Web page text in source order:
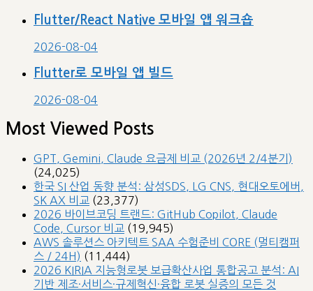
Flutter/React Native 모바일 앱 워크숍
2026-08-04
Flutter로 모바일 앱 빌드
2026-08-04
Most Viewed Posts
GPT, Gemini, Claude 요금제 비교 (2026년 2/4분기)
(24,025)
한국 SI 산업 동향 분석: 삼성SDS, LG CNS, 현대오토에버,
SK AX 비교 (23,377)
2026 바이브코딩 트랜드: GitHub Copilot, Claude
Code, Cursor 비교 (19,945)
AWS 솔루션스 아키텍트 SAA 수험준비 CORE (멀티캠퍼
스 / 24H) (11,444)
2026 KIRIA 지능형로봇 보급확산사업 통합공고 분석: AI
기반 제조·서비스·규제혁신·융합 로봇 실증의 모든 것